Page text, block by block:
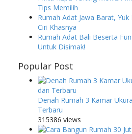
Tips Memilih
Rumah Adat Jawa Barat,
Ciri Khasnya
Rumah Adat Bali Beserta
Untuk Disimak!
Popular Post
Denah Rumah 3 Kamar
Terbaru
315386 views